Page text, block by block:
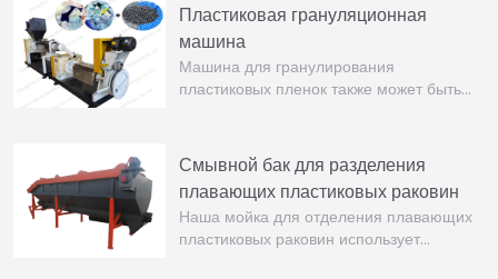
Пластиковая грануляционная
машина
Машина для гранулирования
пластиковых пленок также может быть…
Смывной бак для разделения
плавающих пластиковых раковин
Наша мойка для отделения плавающих
пластиковых раковин использует…